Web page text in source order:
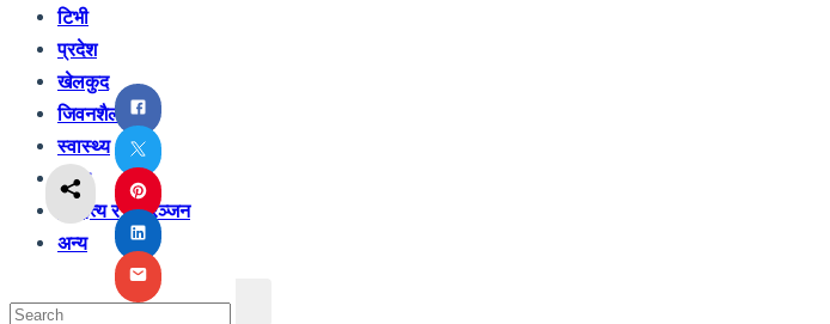
टिभी
प्रदेश
खेलकुद
जिवनशैली
स्वास्थ्य
शिक्षा
साहित्य र मनोरञ्जन
अन्य